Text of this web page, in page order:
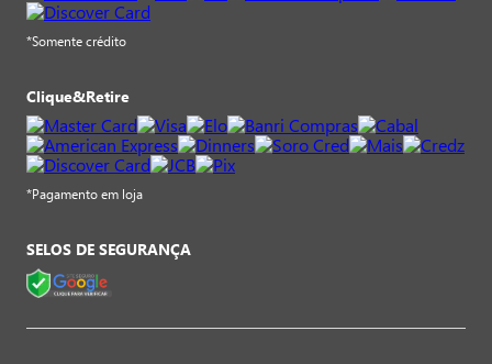
*Somente crédito
Clique&Retire
*Pagamento em loja
SELOS DE SEGURANÇA